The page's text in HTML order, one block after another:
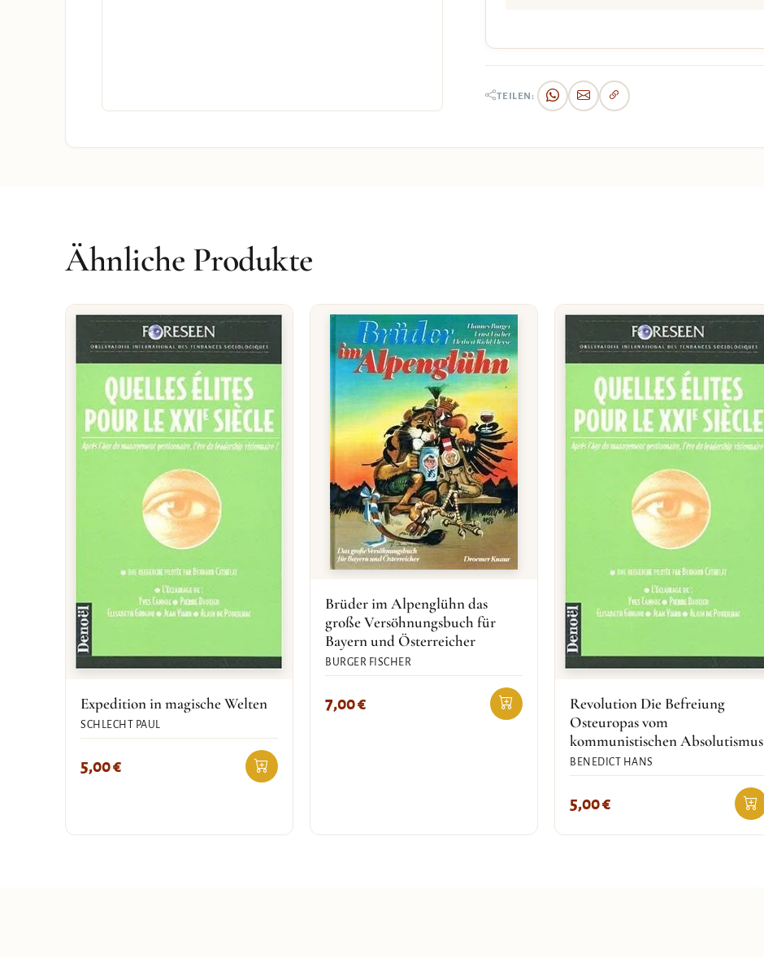
TEILEN:
Ähnliche Produkte
Expedition in magische Welten
SCHLECHT PAUL
5,00€
Brüder im Alpenglühn das
große Versöhnungsbuch für
Bayern und Österreicher
BURGER FISCHER
7,00€
Revolution Die Befreiung
Osteuropas vom
kommunistischen Absolutismus
BENEDICT HANS
5,00€